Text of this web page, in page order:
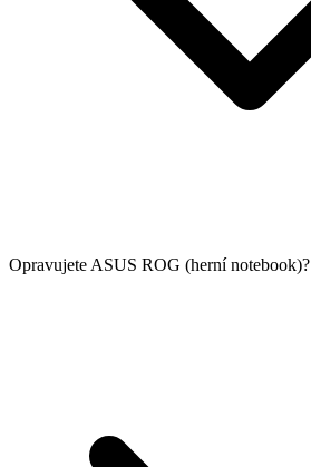
Opravujete ASUS ROG (herní notebook)?